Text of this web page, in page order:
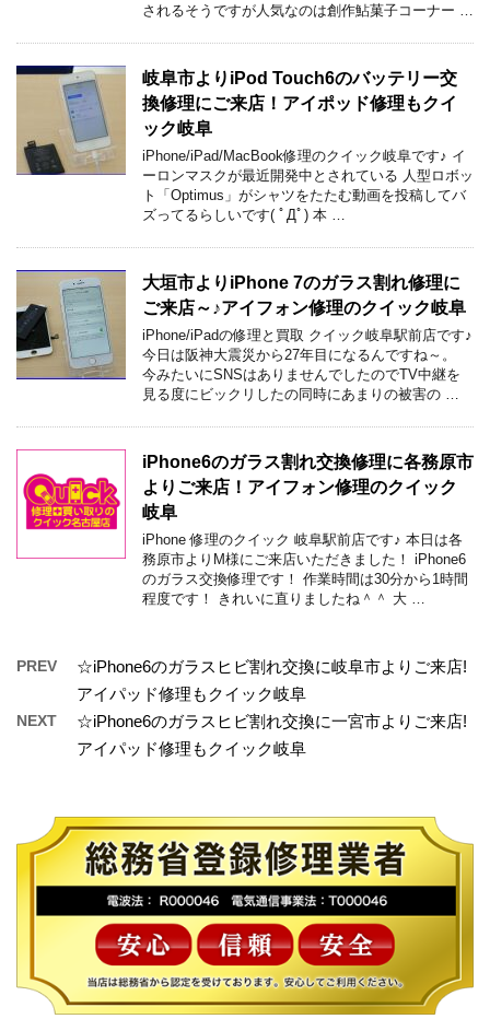
されるそうですが人気なのは創作鮎菓子コーナー …
岐阜市よりiPod Touch6のバッテリー交
換修理にご来店！アイポッド修理もクイ
ック岐阜
iPhone/iPad/MacBook修理のクイック岐阜です♪ イ
ーロンマスクが最近開発中とされている 人型ロボッ
ト「Optimus」がシャツをたたむ動画を投稿してバ
ズってるらしいです( ﾟДﾟ) 本 …
大垣市よりiPhone 7のガラス割れ修理に
ご来店～♪アイフォン修理のクイック岐阜
iPhone/iPadの修理と買取 クイック岐阜駅前店です♪
今日は阪神大震災から27年目になるんですね～。
今みたいにSNSはありませんでしたのでTV中継を
見る度にビックリしたの同時にあまりの被害の …
iPhone6のガラス割れ交換修理に各務原市
よりご来店！アイフォン修理のクイック
岐阜
iPhone 修理のクイック 岐阜駅前店です♪ 本日は各
務原市よりM様にご来店いただきました！ iPhone6
のガラス交換修理です！ 作業時間は30分から1時間
程度です！ きれいに直りましたね＾＾ 大 …
PREV
☆iPhone6のガラスヒビ割れ交換に岐阜市よりご来店!
アイパッド修理もクイック岐阜
NEXT
☆iPhone6のガラスヒビ割れ交換に一宮市よりご来店!
アイパッド修理もクイック岐阜